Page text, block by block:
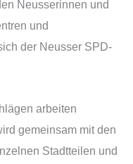
Neusserinnen und
und
der Neusser SPD-
arbeiten
gemeinsam mit den
Stadtteilen und